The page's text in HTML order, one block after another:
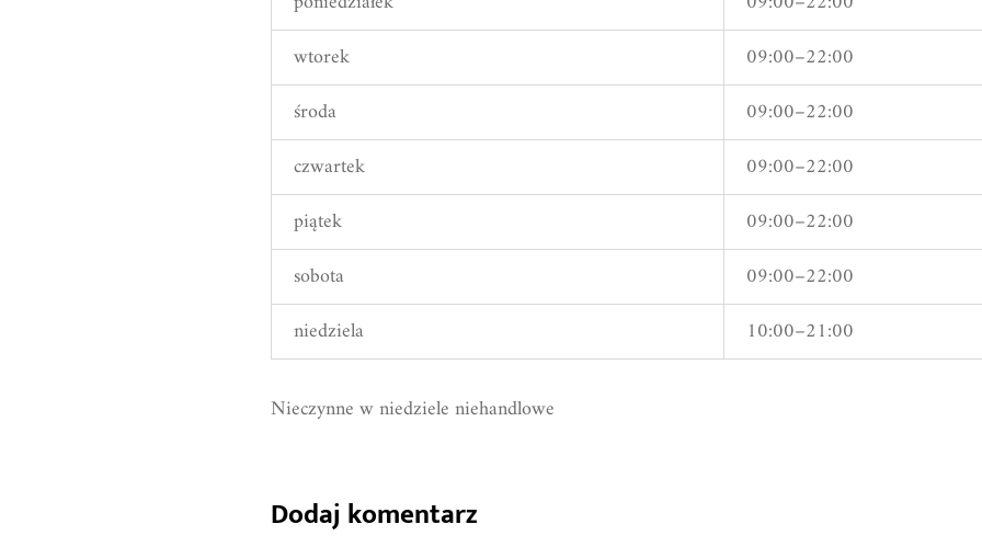
wtorek
09:00–22:00
środa
09:00–22:00
czwartek
09:00–22:00
piątek
09:00–22:00
sobota
09:00–22:00
niedziela
10:00–21:00
Nieczynne w niedziele niehandlowe
Dodaj komentarz